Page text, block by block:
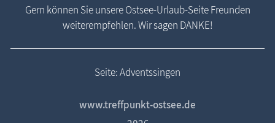
Gern können Sie unsere Ostsee-Urlaub-Seite Freunden
weiterempfehlen. Wir sagen DANKE!
Seite: Adventssingen
www.treffpunkt-ostsee.de